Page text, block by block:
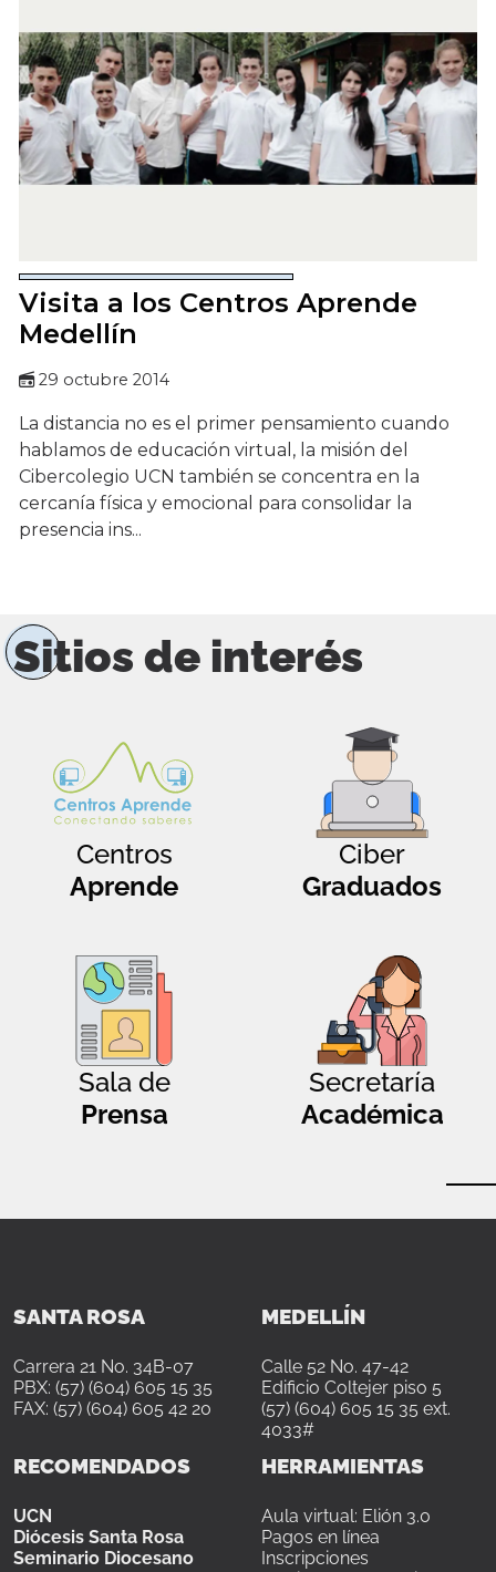
Visita a los Centros Aprende
Medellín
29 octubre 2014
La distancia no es el primer pensamiento cuando
hablamos de educación virtual, la misión del
Cibercolegio UCN también se concentra en la
cercanía física y emocional para consolidar la
presencia ins...
Sitios de interés
Centros
Aprende
Ciber
Graduados
Sala de
Prensa
Secretaría
Académica
SANTA ROSA
Carrera 21 No. 34B-07
PBX: (57) (604) 605 15 35
FAX: (57) (604) 605 42 20
MEDELLÍN
Calle 52 No. 47-42
Edificio Coltejer piso 5
(57) (604) 605 15 35 ext.
4033#
RECOMENDADOS
UCN
Diócesis Santa Rosa
Seminario Diocesano
HERRAMIENTAS
Aula virtual: Elión 3.0
Pagos en línea
Inscripciones